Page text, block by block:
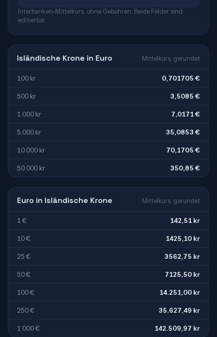
Interbanken-Mittelkurs, ohne Gebühren. Beide Felder sind
editierbar.
Isländische Krone in Euro Mittelkurs, gerundet
100 kr 0,701705 €
500 kr 3,5085 €
1.000 kr 7,0171 €
5.000 kr 35,0853 €
10.000 kr 70,1705 €
50.000 kr 350,85 €
Euro in Isländische Krone Mittelkurs, gerundet
1 € 142,51 kr
10 € 1425,10 kr
25 € 3562,75 kr
50 € 7125,50 kr
100 € 14.251,00 kr
250 € 35.627,49 kr
1.000 € 142.509,97 kr